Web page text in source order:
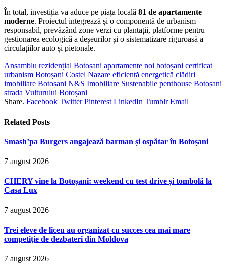
În total, investiția va aduce pe piața locală 81 de apartamente
moderne. Proiectul integrează și o componentă de urbanism
responsabil, prevăzând zone verzi cu plantații, platforme pentru
gestionarea ecologică a deșeurilor și o sistematizare riguroasă a
circulațiilor auto și pietonale.
Ansamblu rezidențial Botoșani apartamente noi botoșani certificat
urbanism Botoșani Costel Nazare eficiență energetică clădiri
imobiliare Botoșani N&S Imobiliare Sustenabile penthouse Botoșani
strada Vulturului Botoșani
Share. Facebook Twitter Pinterest LinkedIn Tumblr Email
Related Posts
Smash’pa Burgers angajează barman și ospătar în Botoșani
7 august 2026
CHERY vine la Botoșani: weekend cu test drive și tombolă la
Casa Lux
7 august 2026
Trei eleve de liceu au organizat cu succes cea mai mare
competiție de dezbateri din Moldova
7 august 2026